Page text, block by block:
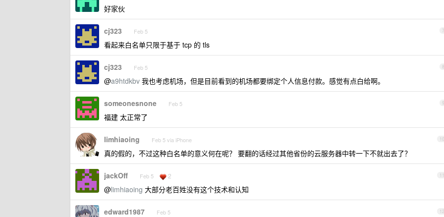
好家伙
7
cj323 Feb 5
看起来白名单只限于基于 tcp 的 tls
8
cj323 Feb 5
@a9htdkbv 我也考虑机场，但是目前看到的机场都要绑定个人信息付款。感觉有点白给啊。
9
someonesnone Feb 5
福建 太正常了
10
limhiaoing Feb 5 via iPhone
真的假的，不过这种白名单的意义何在呢？ 要翻的话经过其他省份的云服务器中转一下不就出去了？
11
jackOff Feb 5 2
@limhiaoing 大部分老百姓没有这个技术和认知
12
edward1987 Feb 5